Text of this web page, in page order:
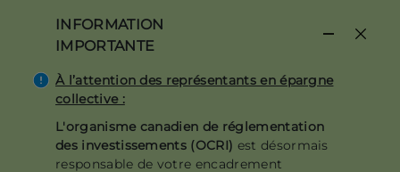
contenu
principal
INFORMATION
IMPORTANTE
À l’attention des représentants en épargne
collective :
L'organisme canadien de réglementation
des investissements (OCRI) est désormais
responsable de votre encadrement